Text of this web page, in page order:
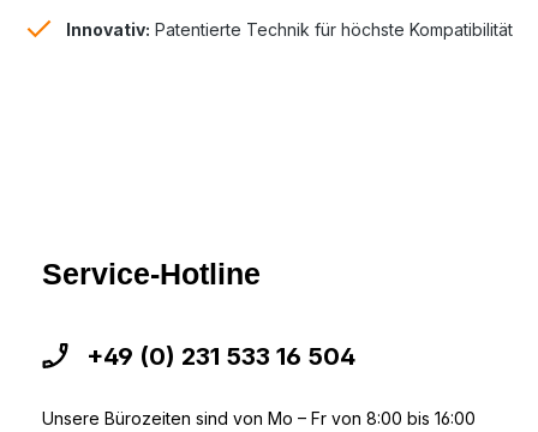
Innovativ: Patentierte Technik für höchste Kompatibilität
Service-Hotline
+49 (0) 231 533 16 504
Unsere Bürozeiten sind von Mo – Fr von 8:00 bis 16:00